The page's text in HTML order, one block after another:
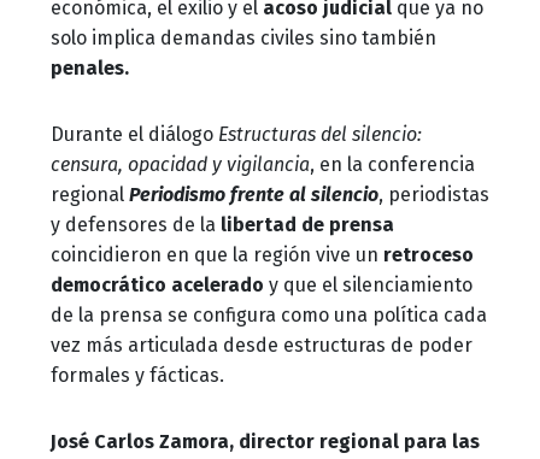
económica, el exilio y el acoso judicial que ya no
solo implica demandas civiles sino también
penales.
Durante el diálogo Estructuras del silencio:
censura, opacidad y vigilancia, en la conferencia
regional Periodismo frente al silencio, periodistas
y defensores de la libertad de prensa
coincidieron en que la región vive un retroceso
democrático acelerado y que el silenciamiento
de la prensa se configura como una política cada
vez más articulada desde estructuras de poder
formales y fácticas.
José Carlos Zamora, director regional para las